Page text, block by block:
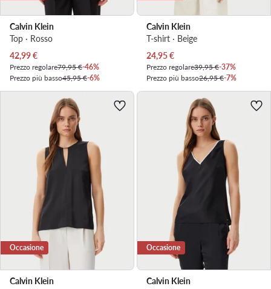
Calvin Klein
Top · Rosso
Prezzo attuale
42,99€
Prezzo regolare79,95 €-46%
Prezzo più basso45,95 €-6%
Calvin Klein
T-shirt · Beige
Prezzo attuale
24,95€
Prezzo regolare39,95 €-37%
Prezzo più basso26,95 €-7%
Occasione
Calvin Klein
Occasione
Calvin Klein